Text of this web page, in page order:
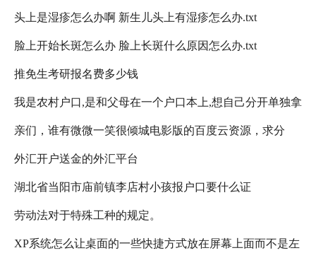
头上是湿疹怎么办啊 新生儿头上有湿疹怎么办.txt
脸上开始长斑怎么办 脸上长斑什么原因怎么办.txt
推免生考研报名费多少钱
我是农村户口,是和父母在一个户口本上,想自己分开单独拿
户口本,可以吗?
亲们，谁有微微一笑很倾城电影版的百度云资源，求分
享。谢谢
外汇开户送金的外汇平台
湖北省当阳市庙前镇李店村小孩报户口要什么证
劳动法对于特殊工种的规定。
XP系统怎么让桌面的一些快捷方式放在屏幕上面而不是左